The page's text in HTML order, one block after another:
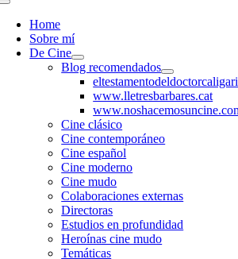
Toggle
NavigationHome
Sobre mí
De Cine
Blog recomendados
www.lletresbarbares.cat
Cine clásico
Cine contemporáneo
Cine español
Cine moderno
Cine mudo
Colaboraciones externas
Directoras
Estudios en profundidad
Heroínas cine mudo
Temáticas